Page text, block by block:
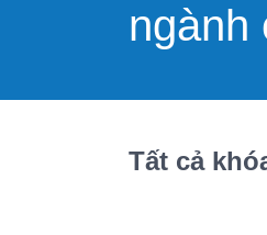
ngành
Tất cả